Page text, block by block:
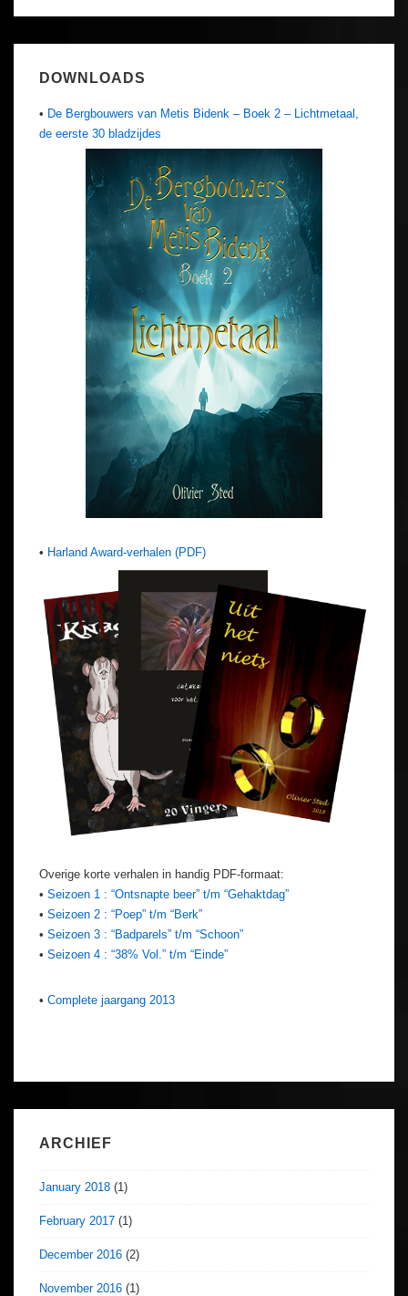
DOWNLOADS
• De Bergbouwers van Metis Bidenk – Boek 2 – Lichtmetaal,
de eerste 30 bladzijdes
• Harland Award-verhalen (PDF)
Overige korte verhalen in handig PDF-formaat:
• Seizoen 1 : “Ontsnapte beer” t/m “Gehaktdag”
• Seizoen 2 : “Poep” t/m “Berk”
• Seizoen 3 : “Badparels” t/m “Schoon”
• Seizoen 4 : “38% Vol.” t/m “Einde”
• Complete jaargang 2013
ARCHIEF
January 2018 (1)
February 2017 (1)
December 2016 (2)
November 2016 (1)